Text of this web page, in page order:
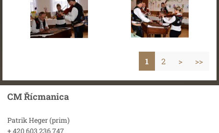
1 2 > >>
CM Řícmanica
Patrik Heger (prim)
+ 420 603 236 747